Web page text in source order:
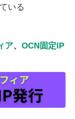
いる
ア、 OCN固定IP